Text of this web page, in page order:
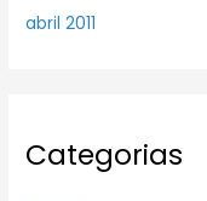
abril 2011
Categorias